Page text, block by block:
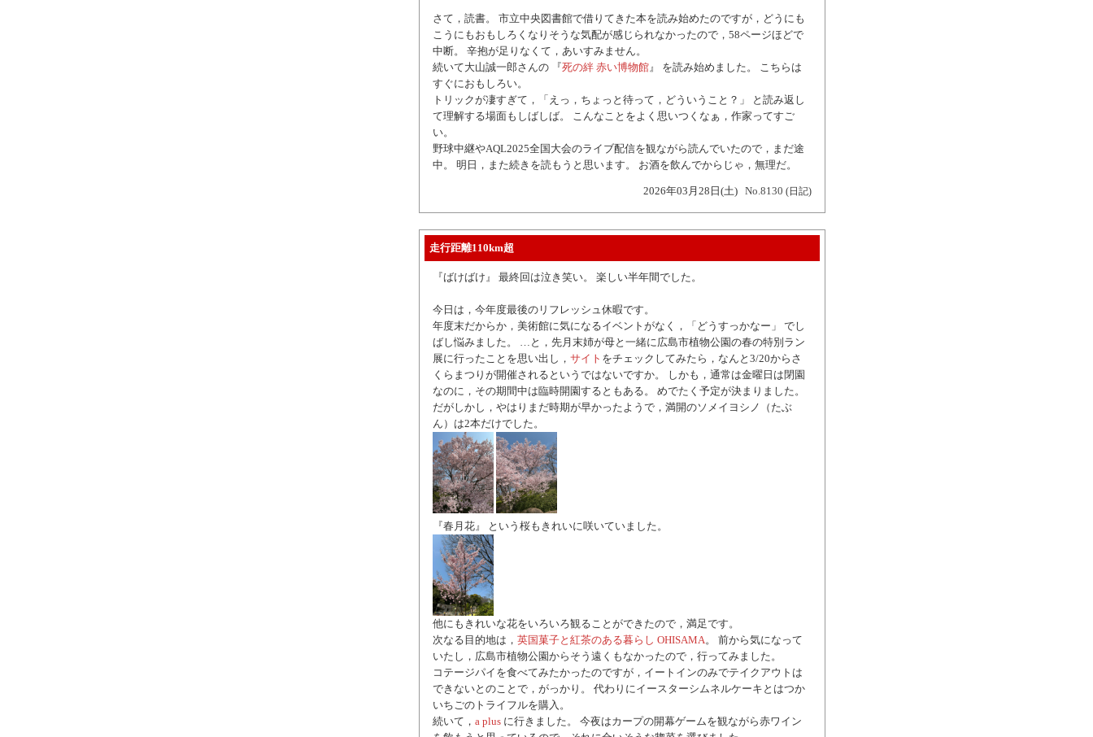
さて，読書。 市立中央図書館で借りてきた本を読み始めたのですが，どうにも
こうにもおもしろくなりそうな気配が感じられなかったので，58ページほどで
中断。 辛抱が足りなくて，あいすみません。
続いて大山誠一郎さんの 『死の絆 赤い博物館』 を読み始めました。 こちらは
すぐにおもしろい。
トリックが凄すぎて，「えっ，ちょっと待って，どういうこと？」 と読み返し
て理解する場面もしばしば。 こんなことをよく思いつくなぁ，作家ってすご
い。
野球中継やAQL2025全国大会のライブ配信を観ながら読んでいたので，まだ途
中。 明日，また続きを読もうと思います。 お酒を飲んでからじゃ，無理だ。
2026年03月28日(土) No.8130 (日記)
走行距離110km超
『ばけばけ』 最終回は泣き笑い。 楽しい半年間でした。
今日は，今年度最後のリフレッシュ休暇です。
年度末だからか，美術館に気になるイベントがなく，「どうすっかなー」 でし
ばし悩みました。 …と，先月末姉が母と一緒に広島市植物公園の春の特別ラン
展に行ったことを思い出し， サイト をチェックしてみたら，なんと3/20からさ
くらまつりが開催されるというではないですか。 しかも，通常は金曜日は閉園
なのに，その期間中は臨時開園するともある。 めでたく予定が決まりました。
だがしかし，やはりまだ時期が早かったようで，満開のソメイヨシノ（たぶ
ん）は2本だけでした。
『春月花』 という桜もきれいに咲いていました。
他にもきれいな花をいろいろ観ることができたので，満足です。
次なる目的地は， 英国菓子と紅茶のある暮らし OHISAMA。 前から気になって
いたし，広島市植物公園からそう遠くもなかったので，行ってみました。
コテージパイを食べてみたかったのですが，イートインのみでテイクアウトは
できないとのことで，がっかり。 代わりにイースターシムネルケーキとはつか
いちごのトライフルを購入。
続いて， a plus に行きました。 今夜はカープの開幕ゲームを観ながら赤ワイン